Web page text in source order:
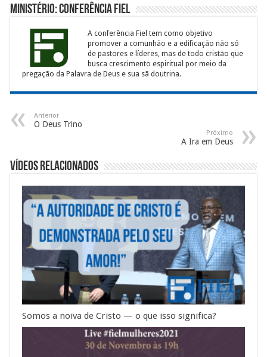
Ministério: Conferência Fiel
A conferência Fiel tem como objetivo
promover a comunhão e a edificação não só
de pastores e líderes, mas de todo cristão que
busca crescimento espiritual por meio da
pregação da Palavra de Deus e sua sã doutrina.
Anterior
O Deus Trino
Próximo
A Ira em Deus
Vídeos Relacionados
Somos a noiva de Cristo — o que isso significa?